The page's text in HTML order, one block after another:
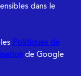
dans le
Politiques de
de Google